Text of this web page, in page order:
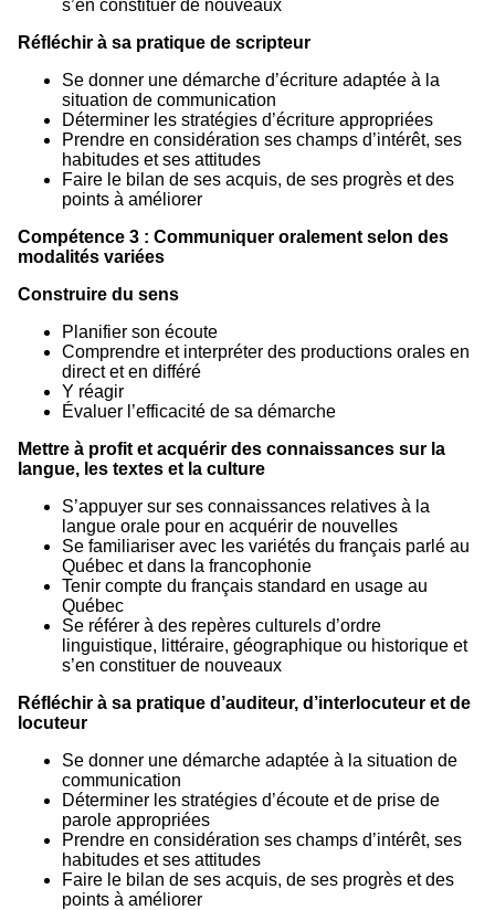
s’en constituer de nouveaux
Réfléchir à sa pratique de scripteur
Se donner une démarche d’écriture adaptée à la
situation de communication
Déterminer les stratégies d’écriture appropriées
Prendre en considération ses champs d’intérêt, ses
habitudes et ses attitudes
Faire le bilan de ses acquis, de ses progrès et des
points à améliorer
Compétence 3 : Communiquer oralement selon des
modalités variées
Construire du sens
Planifier son écoute
Comprendre et interpréter des productions orales en
direct et en différé
Y réagir
Évaluer l’efficacité de sa démarche
Mettre à profit et acquérir des connaissances sur la
langue, les textes et la culture
S’appuyer sur ses connaissances relatives à la
langue orale pour en acquérir de nouvelles
Se familiariser avec les variétés du français parlé au
Québec et dans la francophonie
Tenir compte du français standard en usage au
Québec
Se référer à des repères culturels d’ordre
linguistique, littéraire, géographique ou historique et
s’en constituer de nouveaux
Réfléchir à sa pratique d’auditeur, d’interlocuteur et de
locuteur
Se donner une démarche adaptée à la situation de
communication
Déterminer les stratégies d’écoute et de prise de
parole appropriées
Prendre en considération ses champs d’intérêt, ses
habitudes et ses attitudes
Faire le bilan de ses acquis, de ses progrès et des
points à améliorer